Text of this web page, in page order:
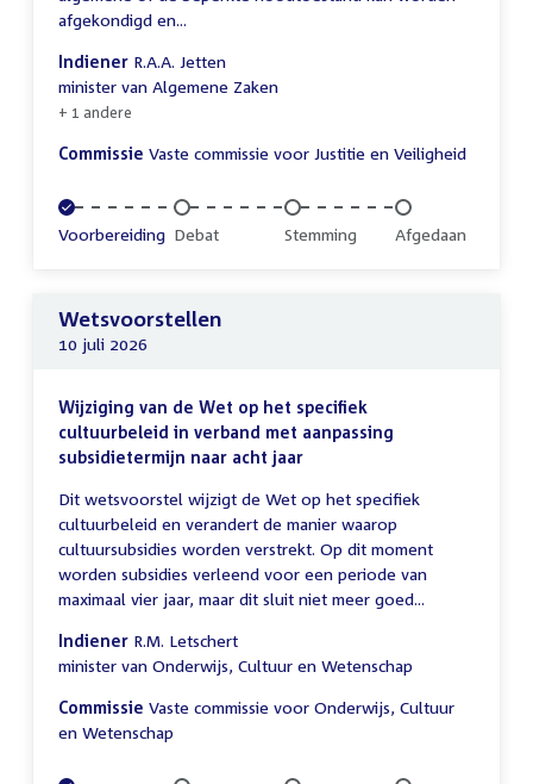
afgekondigd en...
Indiener R.A.A. Jetten
minister van Algemene Zaken
+ 1 andere
Commissie Vaste commissie voor Justitie en Veiligheid
Voltooid:
Voorbereiding Onvoltooid:
Debat Onvoltooid:
Stemming Onvoltooid:
Afgedaan
Wetsvoorstellen
10 juli 2026
Wijziging van de Wet op het specifiek
cultuurbeleid in verband met aanpassing
subsidietermijn naar acht jaar
Dit wetsvoorstel wijzigt de Wet op het specifiek
cultuurbeleid en verandert de manier waarop
cultuursubsidies worden verstrekt. Op dit moment
worden subsidies verleend voor een periode van
maximaal vier jaar, maar dit sluit niet meer goed...
Indiener R.M. Letschert
minister van Onderwijs, Cultuur en Wetenschap
Commissie Vaste commissie voor Onderwijs, Cultuur
en Wetenschap